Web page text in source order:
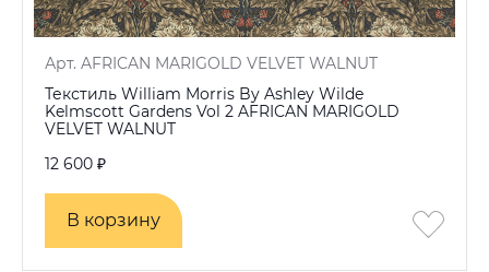
Арт. AFRICAN MARIGOLD VELVET WALNUT
Текстиль William Morris By Ashley Wilde
Kelmscott Gardens Vol 2 AFRICAN MARIGOLD
VELVET WALNUT
12 600 ₽
В корзину
В корзину